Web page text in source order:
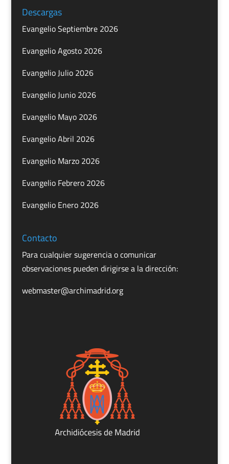
Descargas
Evangelio Septiembre 2026
Evangelio Agosto 2026
Evangelio Julio 2026
Evangelio Junio 2026
Evangelio Mayo 2026
Evangelio Abril 2026
Evangelio Marzo 2026
Evangelio Febrero 2026
Evangelio Enero 2026
Contacto
Para cualquier sugerencia o comunicar
observaciones pueden dirigirse a la dirección:
webmaster@archimadrid.org